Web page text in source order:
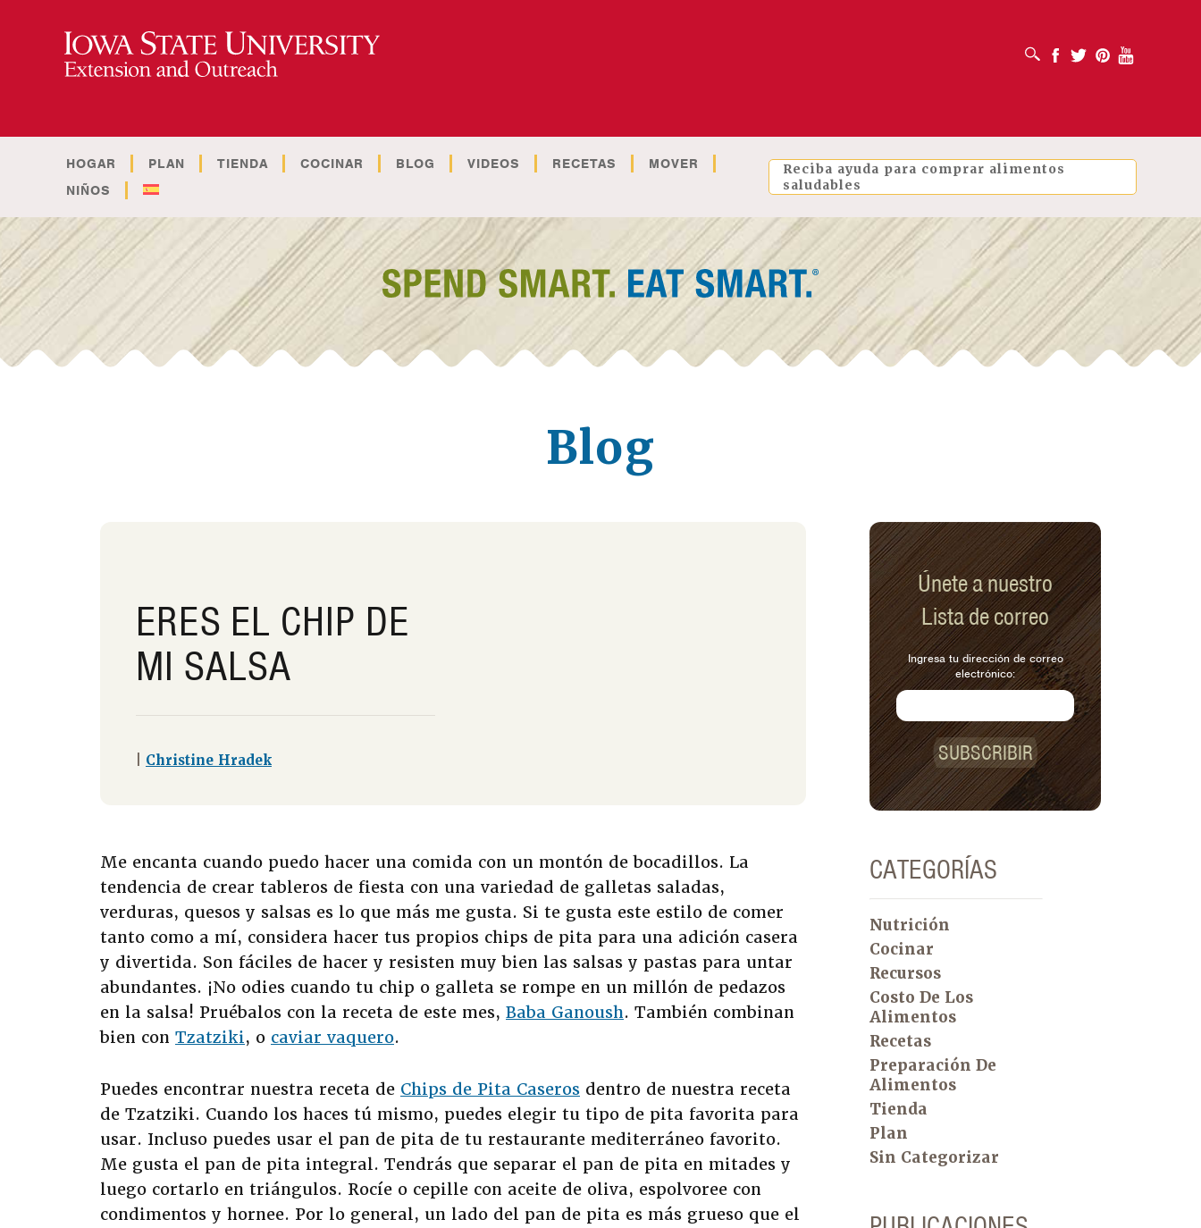
ABRIR CUADRO DE BÚSQUEDA
Facebook
Twitter PinterestYoutube
HOGAR PLAN TIENDA COCINAR BLOG VIDEOS RECETAS
MOVER
NIÑOS
Reciba ayuda para comprar alimentos
saludables
Blog
ERES EL CHIP DE
MI SALSA
Christine Hradek
Me encanta cuando puedo hacer una comida con un montón de bocadillos. La
tendencia de crear tableros de fiesta con una variedad de galletas saladas,
verduras, quesos y salsas es lo que más me gusta. Si te gusta este estilo de comer
tanto como a mí, considera hacer tus propios chips de pita para una adición casera
y divertida. Son fáciles de hacer y resisten muy bien las salsas y pastas para untar
abundantes. ¡No odies cuando tu chip o galleta se rompe en un millón de pedazos
en la salsa! Pruébalos con la receta de este mes, Baba Ganoush. También combinan
bien con Tzatziki, o caviar vaquero.
Puedes encontrar nuestra receta de Chips de Pita Caseros dentro de nuestra receta
de Tzatziki. Cuando los haces tú mismo, puedes elegir tu tipo de pita favorita para
usar. Incluso puedes usar el pan de pita de tu restaurante mediterráneo favorito.
Me gusta el pan de pita integral. Tendrás que separar el pan de pita en mitades y
luego cortarlo en triángulos. Rocíe o cepille con aceite de oliva, espolvoree con
condimentos y hornee. Por lo general, un lado del pan de pita es más grueso que el
Únete a nuestro
Lista de correo
Ingresa tu dirección de correo
electrónico:
SUBSCRIBIR
CATEGORÍAS
Nutrición
Cocinar
Recursos
Costo De Los
Alimentos
Recetas
Preparación De
Alimentos
Tienda
Plan
Sin Categorizar